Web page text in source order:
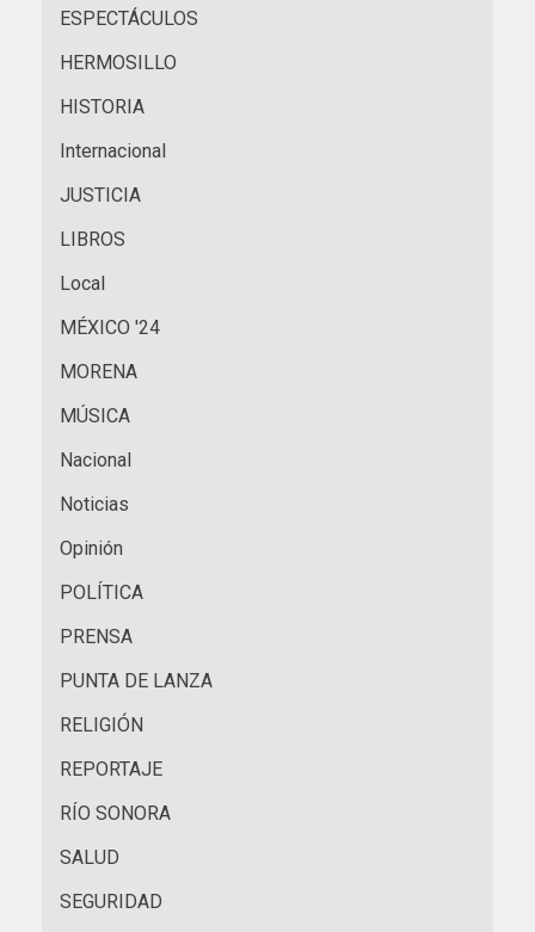
ESPECTÁCULOS
HERMOSILLO
HISTORIA
Internacional
JUSTICIA
LIBROS
Local
MÉXICO '24
MORENA
MÚSICA
Nacional
Noticias
Opinión
POLÍTICA
PRENSA
PUNTA DE LANZA
RELIGIÓN
REPORTAJE
RÍO SONORA
SALUD
SEGURIDAD